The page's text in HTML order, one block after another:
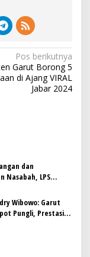
Pos berikutnya
Garut Borong 5
di Ajang VIRAL
Jabar 2024
dan
Nasabah, LPS
Wibowo: Garut
Pungli, Prestasi